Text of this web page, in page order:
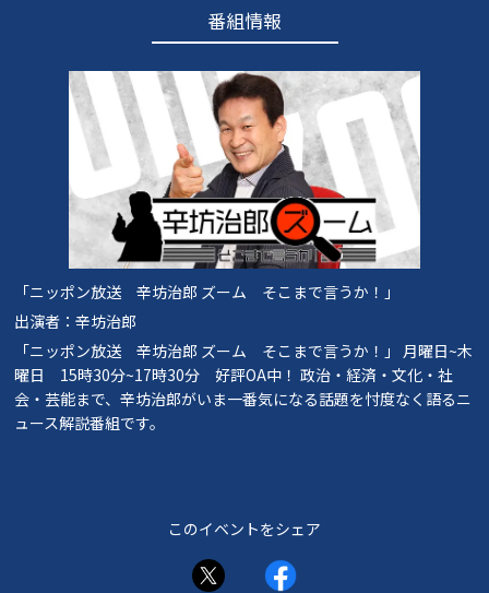
番組情報
「ニッポン放送 辛坊治郎 ズーム そこまで言うか！」
出演者：辛坊治郎
「ニッポン放送 辛坊治郎 ズーム そこまで言うか！」 月曜日~木
曜日 15時30分~17時30分 好評OA中！ 政治・経済・文化・社
会・芸能まで、辛坊治郎がいま一番気になる話題を忖度なく語るニ
ュース解説番組です。
このイベントをシェア